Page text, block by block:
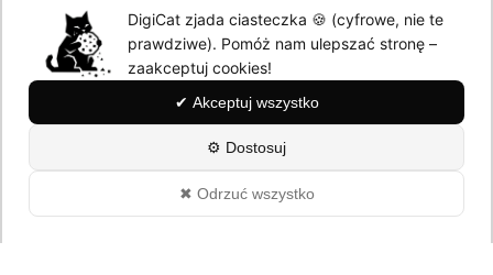
Marketing
Modele językowe
About
Polityka Prywatności
DigiCat zjada ciasteczka 🍪 (cyfrowe, nie te
prawdziwe). Pomóż nam ulepszać stronę –
zaakceptuj cookies!
✔ Akceptuj wszystko
⚙ Dostosuj
✖ Odrzuć wszystko